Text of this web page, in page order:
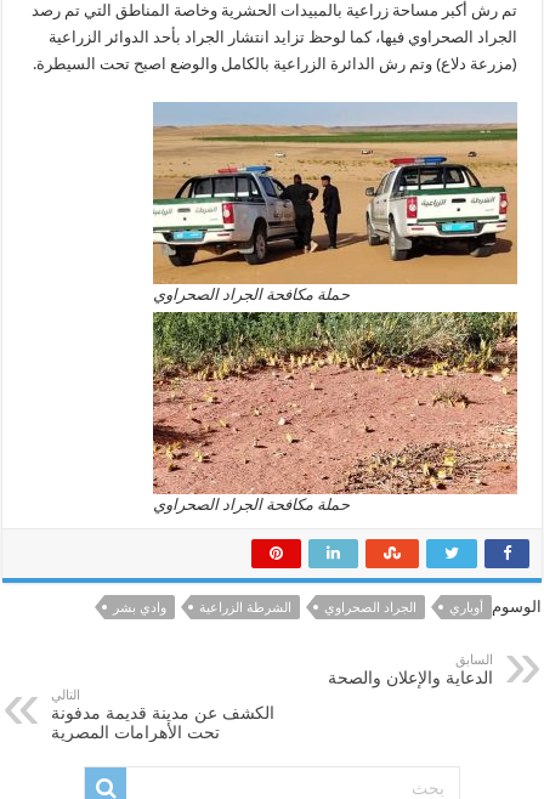
تم رش أكبر مساحة زراعية بالمبيدات الحشرية وخاصة المناطق التي تم رصد
الجراد الصحراوي فيها، كما لوحظ تزايد انتشار الجراد بأحد الدوائر الزراعية
(مزرعة دلاع) وتم رش الدائرة الزراعية بالكامل والوضع اصبح تحت السيطرة.
حملة مكافحة الجراد الصحراوي
حملة مكافحة الجراد الصحراوي
الوسوم أوباري الجراد الصحراوي الشرطة الزراعية وادي بشر
السابق
الدعاية والإعلان والصحة
التالي
الكشف عن مدينة قديمة مدفونة
تحت الأهرامات المصرية